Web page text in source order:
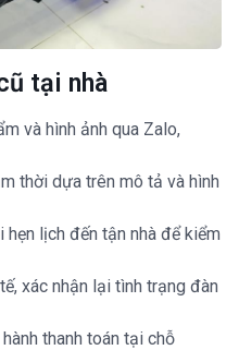
tại nhà
và hình ảnh qua Zalo,
thời dựa trên mô tả và hình
hẹn lịch đến tận nhà để kiểm
xác nhận lại tình trạng đàn
thanh toán tại chỗ